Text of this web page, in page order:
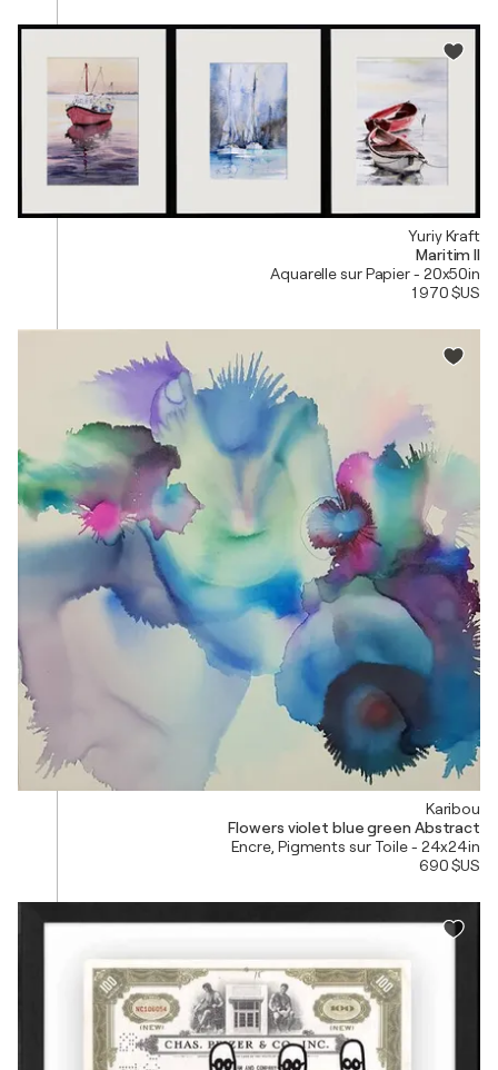
Yuriy Kraft
Maritim II
Aquarelle sur Papier - 20x50in
1 970 $US
Karibou
Flowers violet blue green Abstract
Encre, Pigments sur Toile - 24x24in
690 $US